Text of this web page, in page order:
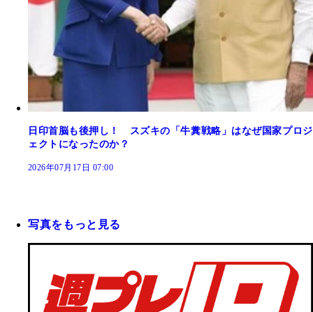
日印首脳も後押し！ スズキの「牛糞戦略」はなぜ国家プロジ
ェクトになったのか？
2026年07月17日 07:00
写真をもっと見る